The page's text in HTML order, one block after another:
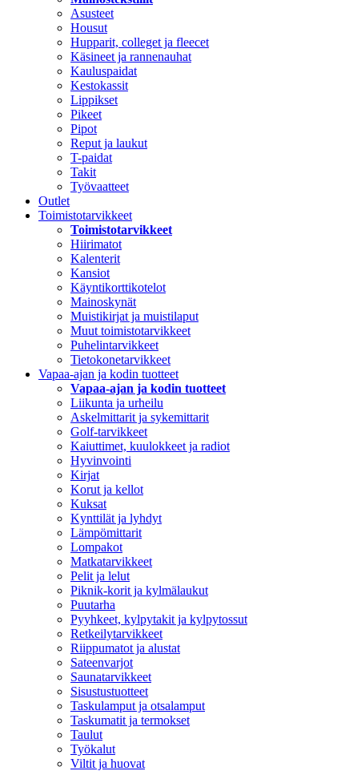
Asusteet
Housut
Hupparit, colleget ja fleecet
Käsineet ja rannenauhat
Kauluspaidat
Kestokassit
Lippikset
Pikeet
Pipot
Reput ja laukut
T-paidat
Takit
Työvaatteet
Outlet
Toimistotarvikkeet
Toimistotarvikkeet
Hiirimatot
Kalenterit
Kansiot
Käyntikorttikotelot
Mainoskynät
Muistikirjat ja muistilaput
Muut toimistotarvikkeet
Puhelintarvikkeet
Tietokonetarvikkeet
Vapaa-ajan ja kodin tuotteet
Vapaa-ajan ja kodin tuotteet
Liikunta ja urheilu
Askelmittarit ja sykemittarit
Golf-tarvikkeet
Kaiuttimet, kuulokkeet ja radiot
Hyvinvointi
Kirjat
Korut ja kellot
Kuksat
Kynttilät ja lyhdyt
Lämpömittarit
Lompakot
Matkatarvikkeet
Pelit ja lelut
Piknik-korit ja kylmälaukut
Puutarha
Pyyhkeet, kylpytakit ja kylpytossut
Retkeilytarvikkeet
Riippumatot ja alustat
Sateenvarjot
Saunatarvikkeet
Sisustustuotteet
Taskulamput ja otsalamput
Taskumatit ja termokset
Taulut
Työkalut
Viltit ja huovat